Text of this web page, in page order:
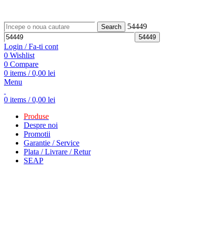
Search 54449
Login / Fa-ti cont
0 Wishlist
0 Compare
0 items / 0,00 lei
Menu
0 items / 0,00 lei
Produse
Despre noi
Promotii
Garantie / Service
Plata / Livrare / Retur
SEAP